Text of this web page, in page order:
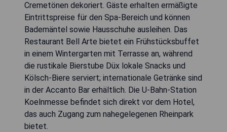
Cremetönen dekoriert. Gäste erhalten ermäßigte
Eintrittspreise für den Spa-Bereich und können
Bademäntel sowie Hausschuhe ausleihen. Das
Restaurant Bell Arte bietet ein Frühstücksbuffet
in einem Wintergarten mit Terrasse an, während
die rustikale Bierstube Düx lokale Snacks und
Kölsch-Biere serviert; internationale Getränke sind
in der Accanto Bar erhältlich. Die U-Bahn-Station
Koelnmesse befindet sich direkt vor dem Hotel,
das auch Zugang zum nahegelegenen Rheinpark
bietet.